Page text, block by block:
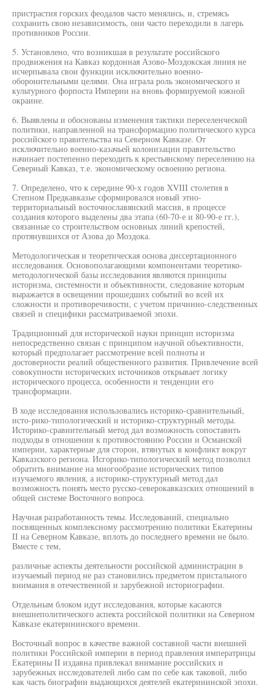
пристрастия горских феодалов часто менялись, и, стремясь
сохранить свою независимость, они часто переходили в лагерь
противников России.
5. Установлено, что возникшая в результате российского
продвижения на Кавказ кордонная Азово-Моздокская линия не
исчерпывала свои функции исключительно военно-
оборонительными целями. Она играла роль экономического и
культурного форпоста Империи на вновь формируемой южной
окраине.
6. Выявлены и обоснованы изменения тактики переселенческой
политики, направленной на трансформацию политического курса
российского правительства на Северном Кавказе. От
исключительно военно-казачьей колонизации правительство
начинает постепенно переходить к крестьянскому переселению на
Северный Кавказ, т.е. экономическому освоению региона.
7. Определено, что к середине 90-х годов XVIII столетия в
Степном Предкавказье сформировался новый этно-
территориальный восточнославянский массив, в процессе
создания которого выделены два этапа (60-70-е и 80-90-е гг.),
связанные со строительством основных линий крепостей,
протянувшихся от Азова до Моздока.
Методологическая и теоретическая основа диссертационного
исследования. Основополагающими компонентами теоретико-
методологической базы исследования являются принципы
историзма, системности и объективности, следование которым
выражается в освещении прошедших событий во всей их
сложности и противоречивости, с учетом причинно-следственных
связей и специфики рассматриваемой эпохи.
Традиционный для исторической науки принцип историзма
непосредственно связан с принципом научной объективности,
который предполагает рассмотрение всей полноты и
достоверности реалий общественного развития. Привлечение всей
совокупности исторических источников открывает логику
исторического процесса, особенности и тенденции его
трансформации.
В ходе исследования использовались историко-сравнительный,
исто-рико-типологический и историко-структурный методы.
Историко-сравнительный метод дал возможность сопоставить
подходы в отношении к противостоянию России и Османской
империи, характерные для сторон, втянутых в конфликт вокруг
Кавказского региона. Исгорико-типологический метод позволил
обратить внимание на многообразие исторических типов
изучаемого явления, а историко-структурный метод дал
возможность понять место русско-северокавказских отношений в
общей системе Восточного вопроса.
Научная разработанность темы. Исследований, специально
посвященных комплексному рассмотрению политики Екатерины
II на Северном Кавказе, вплоть до последнего времени не было.
Вместе с тем,
различные аспекты деятельности российской администрации в
изучаемый период не раз становились предметом пристального
внимания в отечественной и зарубежной историографии.
Отдельным блоком идут исследования, которые касаются
внешнеполитического аспекта российской политики на Северном
Кавказе екатерининского времени.
Восточный вопрос в качестве важной составной части внешней
политики Российской империи в период правления императрицы
Екатерины II издавна привлекал внимание российских и
зарубежных исследователей либо сам по себе как таковой, либо
как часть биографии выдающихся деятелей екатерининской эпохи.